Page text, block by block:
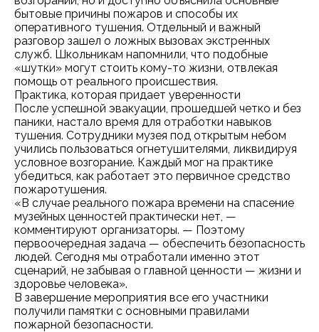
бытовые причины пожаров и способы их
оперативного тушения. Отдельный и важный
разговор зашел о ложных вызовах экстренных
служб. Школьникам напомнили, что подобные
«шутки» могут стоить кому-то жизни, отвлекая
помощь от реального происшествия.
Практика, которая придает уверенности
После успешной эвакуации, прошедшей четко и без
паники, настало время для отработки навыков
тушения. Сотрудники музея под открытым небом
учились пользоваться огнетушителями, ликвидируя
условное возгорание. Каждый мог на практике
убедиться, как работает это первичное средство
пожаротушения.
«В случае реального пожара времени на спасение
музейных ценностей практически нет, —
комментируют организаторы. — Поэтому
первоочередная задача — обеспечить безопасность
людей. Сегодня мы отработали именно этот
сценарий, не забывая о главной ценности — жизни и
здоровье человека».
В завершение мероприятия все его участники
получили памятки с основными правилами
пожарной безопасности.